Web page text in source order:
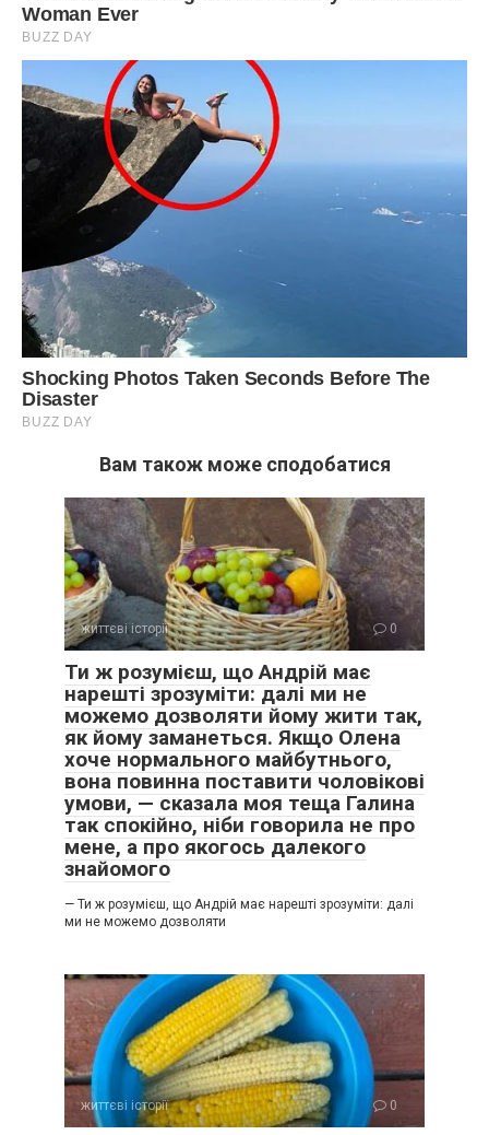
Вам також може сподобатися
життєві історії 0
Ти ж розумієш, що Андрій має
нарешті зрозуміти: далі ми не
можемо дозволяти йому жити так,
як йому заманеться. Якщо Олена
хоче нормального майбутнього,
вона повинна поставити чоловікові
умови, — сказала моя теща Галина
так спокійно, ніби говорила не про
мене, а про якогось далекого
знайомого
— Ти ж розумієш, що Андрій має нарешті зрозуміти: далі
ми не можемо дозволяти
життєві історії 0